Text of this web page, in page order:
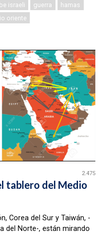
israeli guerra
hamas
oriente
2.475
tablero del Medio
Corea del Sur y Taiwán, -
del Norte-, están mirando